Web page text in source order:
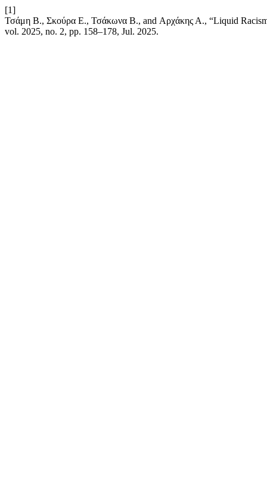
[1]
Τσάμη Β., Σκούρα Ε., Τσάκωνα Β., and Αρχάκης Α., “Liquid
vol. 2025, no. 2, pp. 158–178, Jul. 2025.